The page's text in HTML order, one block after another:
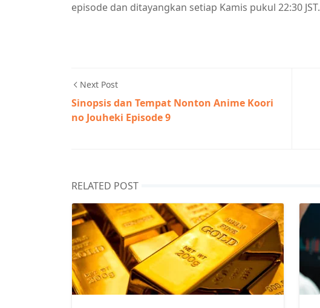
episode dan ditayangkan setiap Kamis pukul 22:30 JST.
Next Post
Sinopsis dan Tempat Nonton Anime Koori
no Jouheki Episode 9
RELATED POST